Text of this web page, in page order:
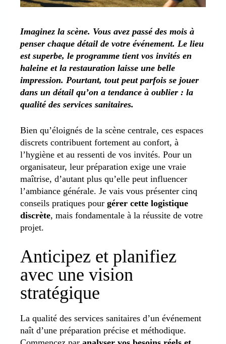
Imaginez la scène. Vous avez passé des mois à
penser chaque détail de votre événement. Le lieu
est superbe, le programme tient vos invités en
haleine et la restauration laisse une belle
impression. Pourtant, tout peut parfois se jouer
dans un détail qu’on a tendance à oublier : la
qualité des services sanitaires.
Bien qu’éloignés de la scène centrale, ces espaces
discrets contribuent fortement au confort, à
l’hygiène et au ressenti de vos invités. Pour un
organisateur, leur préparation exige une vraie
maîtrise, d’autant plus qu’elle peut influencer
l’ambiance générale. Je vais vous présenter cinq
conseils pratiques pour gérer cette logistique
discrète, mais fondamentale à la réussite de votre
projet.
Anticipez et planifiez
avec une vision
stratégique
La qualité des services sanitaires d’un événement
naît d’une préparation précise et méthodique.